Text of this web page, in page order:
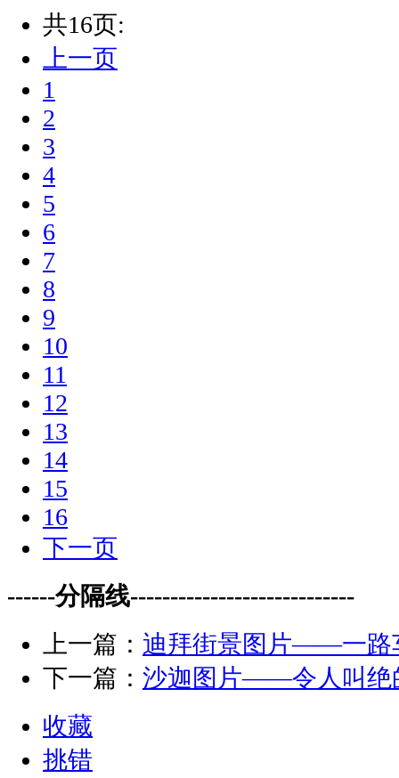
共16页:
上一页
1
2
3
4
5
6
7
8
9
10
11
12
13
14
15
16
下一页
------分隔线----------------------------
上一篇： 迪拜街景图片——一路
下一篇： 沙迦图片——令人叫绝
收藏
挑错